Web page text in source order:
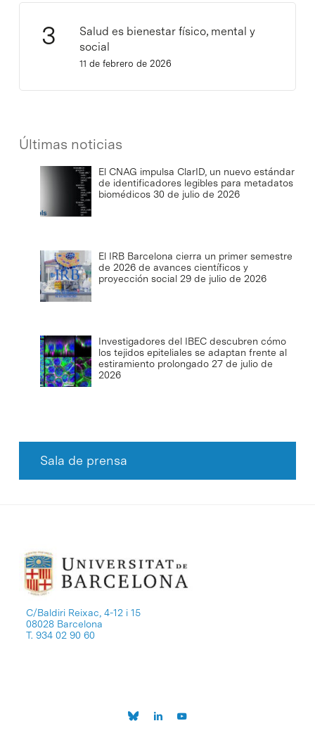
Salud es bienestar físico, mental y
social
11 de febrero de 2026
Últimas noticias
El CNAG impulsa ClarID, un nuevo estándar
de identificadores legibles para metadatos
biomédicos 30 de julio de 2026
El IRB Barcelona cierra un primer semestre
de 2026 de avances científicos y
proyección social 29 de julio de 2026
Investigadores del IBEC descubren cómo
los tejidos epiteliales se adaptan frente al
estiramiento prolongado 27 de julio de
2026
Sala de prensa
C/Baldiri Reixac, 4-12 i 15
08028 Barcelona
T. 934 02 90 60